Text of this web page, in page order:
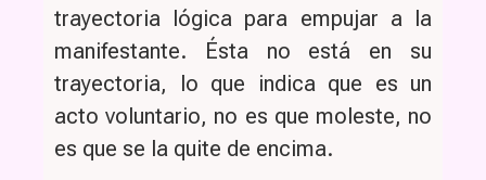
trayectoria lógica para empujar a la
manifestante. Ésta no está en su
trayectoria, lo que indica que es un
acto voluntario, no es que moleste, no
es que se la quite de encima.